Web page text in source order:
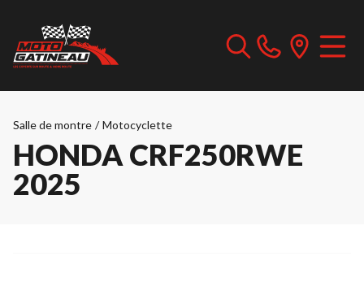
Salle de montre / Motocyclette
HONDA CRF250RWE
2025